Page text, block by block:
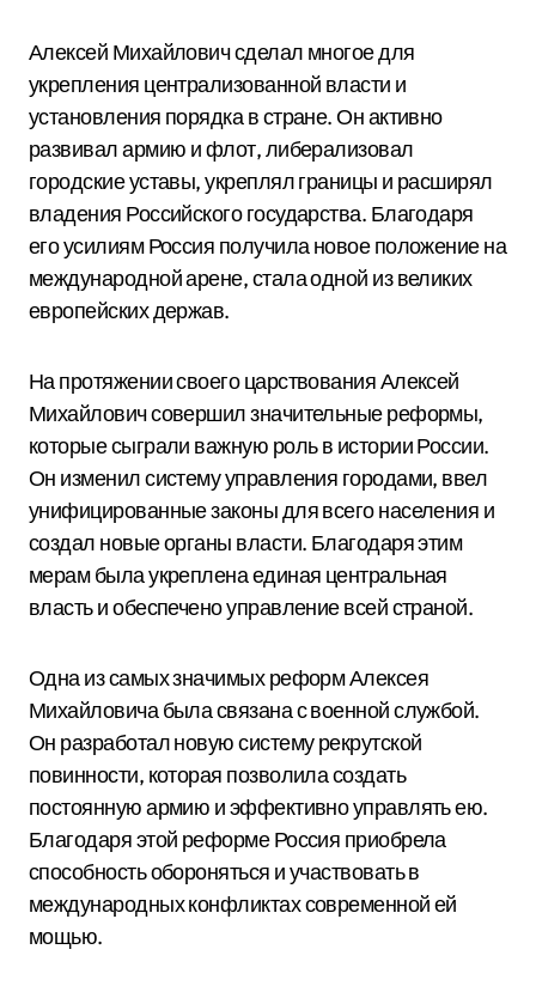
Алексей Михайлович сделал многое для
укрепления централизованной власти и
установления порядка в стране. Он активно
развивал армию и флот, либерализовал
городские уставы, укреплял границы и расширял
владения Российского государства. Благодаря
его усилиям Россия получила новое положение на
международной арене, стала одной из великих
европейских держав.
На протяжении своего царствования Алексей
Михайлович совершил значительные реформы,
которые сыграли важную роль в истории России.
Он изменил систему управления городами, ввел
унифицированные законы для всего населения и
создал новые органы власти. Благодаря этим
мерам была укреплена единая центральная
власть и обеспечено управление всей страной.
Одна из самых значимых реформ Алексея
Михайловича была связана с военной службой.
Он разработал новую систему рекрутской
повинности, которая позволила создать
постоянную армию и эффективно управлять ею.
Благодаря этой реформе Россия приобрела
способность обороняться и участвовать в
международных конфликтах современной ей
мощью.